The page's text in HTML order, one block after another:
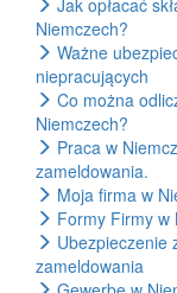
Niemczech?
Ważne
niepracujących
Co można
Niemczech?
Praca w
zameldowania.
Moja firma w
Formy Firmy w
Ubezpieczenie
zameldowania